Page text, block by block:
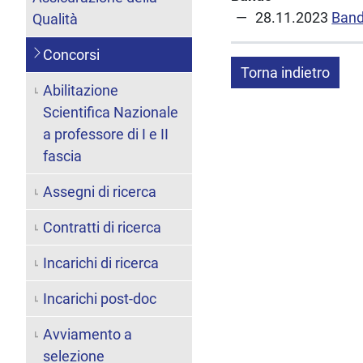
28.11.2023
Torna indietro
Qualità
Concorsi
Abilitazione
Scientifica Nazionale
a professore di I e II
fascia
Assegni di ricerca
Contratti di ricerca
Incarichi di ricerca
Incarichi post-doc
Avviamento a
selezione